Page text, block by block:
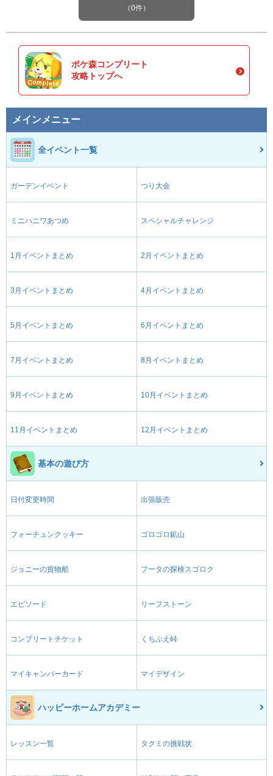
（0件）
ポケ森コンプリート
攻略トップへ
メインメニュー
全イベント一覧
ガーデンイベント つり大会
ミニハニワあつめ スペシャルチャレンジ
1月イベントまとめ 2月イベントまとめ
3月イベントまとめ 4月イベントまとめ
5月イベントまとめ 6月イベントまとめ
7月イベントまとめ 8月イベントまとめ
9月イベントまとめ 10月イベントまとめ
11月イベントまとめ 12月イベントまとめ
基本の遊び方
日付変更時間 出張販売
フォーチュンクッキー ゴロゴロ鉱山
ジョニーの貨物船 フータの探検スゴロク
エピソード リーフストーン
コンプリートチケット くちぶえ峠
マイキャンパーカード マイデザイン
ハッピーホームアカデミー
レッスン一覧 タクミの挑戦状